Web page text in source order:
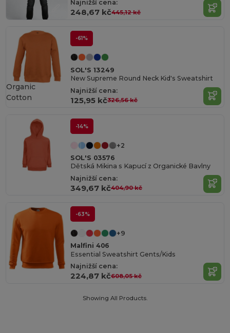
Najnižší cena:
248,67 kč445,12 kč
-61%
SOL'S 13249
New Supreme Round Neck Kid's Sweatshirt
Najnižší cena:
125,95 kč326,56 kč
Organic
Cotton
-14%
+2
SOL'S 03576
Dětská Mikina s Kapucí z Organické Bavlny
Najnižší cena:
349,67 kč404,90 kč
-63%
+9
Malfini 406
Essential Sweatshirt Gents/Kids
Najnižší cena:
224,87 kč608,05 kč
Showing All Products.